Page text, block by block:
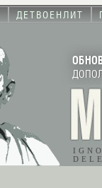
ДЕТВОЕНЛИТ